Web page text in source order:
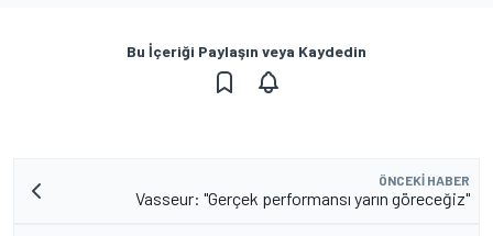
Bu İçeriği Paylaşın veya Kaydedin
ÖNCEKI HABER
Vasseur: "Gerçek performansı yarın göreceğiz"